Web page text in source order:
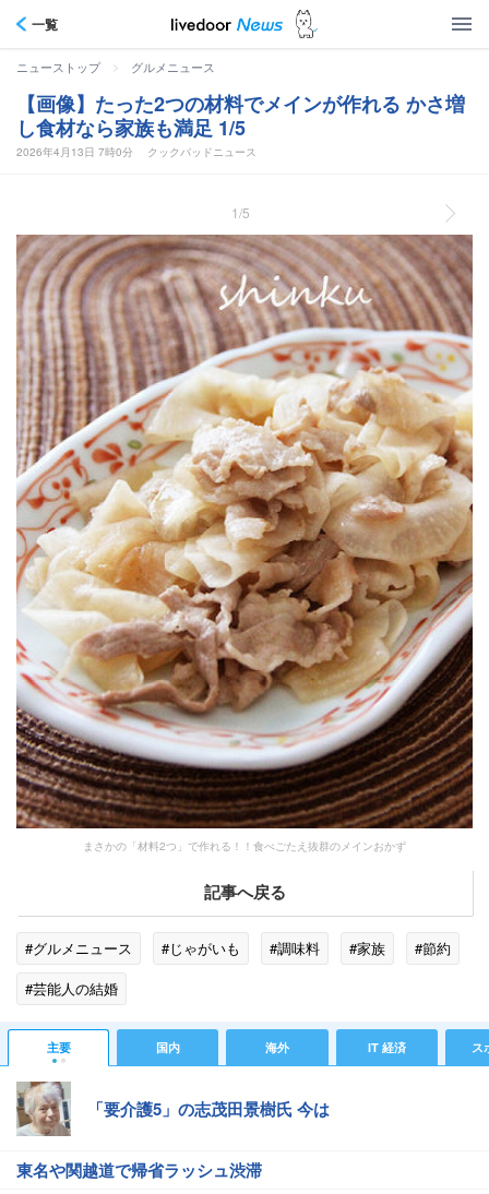
一覧
ニューストップ > グルメニュース
【画像】たった2つの材料でメインが作れる かさ増
し食材なら家族も満足 1/5
2026年4月13日 7時0分 クックパッドニュース
1/5
まさかの「材料2つ」で作れる！！食べごたえ抜群のメインおかず
記事へ戻る
#グルメニュース #じゃがいも #調味料 #家族
#節約
#芸能人の結婚
主要 国内 海外 IT 経済 ス
「要介護5」の志茂田景樹氏 今は
東名や関越道で帰省ラッシュ渋滞